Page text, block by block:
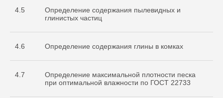
4.5
Определение содержания пылевидных и
глинистых частиц
4.6 Определение содержания глины в комках
4.7
Определение максимальной плотности песка
при оптимальной влажности по ГОСТ 22733